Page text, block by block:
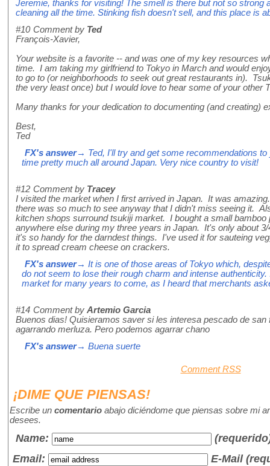
Jeremie, thanks for visiting! The smell is there but not so strong
cleaning all the time. Stinking fish doesn't sell, and this place is
#10 Comment by Ted
François-Xavier,
Your website is a favorite -- and was one of my key resources
time. I am taking my girlfriend to Tokyo in March and would
to go to (or neighborhoods to seek out great restaurants in).
the very least once) but I would love to hear some of your other
Many thanks for your dedication to documenting (and creating)
Best,
Ted
FX's answer→ Ted, I'll try and get some recommendations to
time pretty much all around Japan. Very nice country to visit!
#12 Comment by Tracey
I visited the market when I first arrived in Japan. It was
there was so much to see anyway that I didn't miss seeing it.
kitchen shops surround tsukiji market. I bought a small bamboo
anywhere else during my three years in Japan. It's only about
it's so handy for the darndest things. I've used it for sauteing
it to spread cream cheese on crackers.
FX's answer→ It is one of those areas of Tokyo which,
do not seem to lose their rough charm and intense
market for many years to come, as I heard that merchants
#14 Comment by Artemio Garcia
Buenos dias! Quisieramos saver si les interesa pescado de
agarrando merluza. Pero podemos agarrar chano
FX's answer→ Buena suerte
Comment RSS
¡DIME QUE PIENSAS!
Escribe un comentario abajo diciéndome que piensas sobre mi
desees.
Name:
Email:
E-Mail